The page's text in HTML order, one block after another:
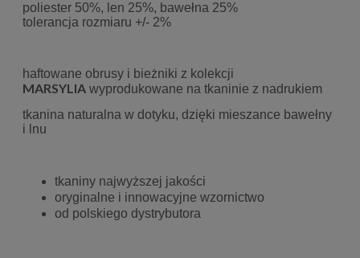
poliester 50%, len 25%, bawełna 25%
tolerancja rozmiaru +/- 2%
haftowane obrusy i bieżniki z kolekcji
MARSYLIA wyprodukowane na tkaninie z nadrukiem
tkanina naturalna w dotyku, dzięki mieszance bawełny
i lnu
tkaniny najwyższej jakości
oryginalne i innowacyjne wzornictwo
od polskiego dystrybutora